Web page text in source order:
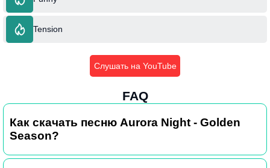
Tension
Слушать на YouTube
FAQ
Как скачать песню Aurora Night - Golden
Season?